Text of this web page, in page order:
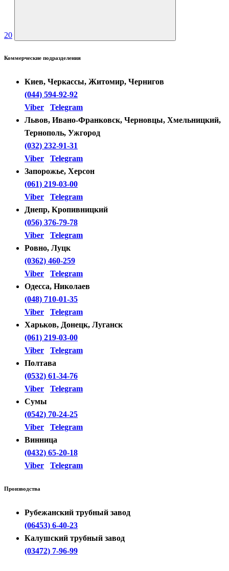
20
Коммерческие подразделения
Киев, Черкассы, Житомир, Чернигов
(044) 594-92-92
Viber
Telegram
Львов, Ивано-Франковск, Черновцы, Хмельницкий,
Тернополь, Ужгород
(032) 232-91-31
Viber
Telegram
Запорожье, Херсон
(061) 219-03-00
Viber
Telegram
Днепр, Кропивницкий
(056) 376-79-78
Viber
Telegram
Ровно, Луцк
(0362) 460-259
Viber
Telegram
Одесса, Николаев
(048) 710-01-35
Viber
Telegram
Харьков, Донецк, Луганск
(061) 219-03-00
Viber
Telegram
Полтава
(0532) 61-34-76
Viber
Telegram
Сумы
(0542) 70-24-25
Viber
Telegram
Винница
(0432) 65-20-18
Viber
Telegram
Производства
Рубежанский трубный завод
(06453) 6-40-23
Калушский трубный завод
(03472) 7-96-99